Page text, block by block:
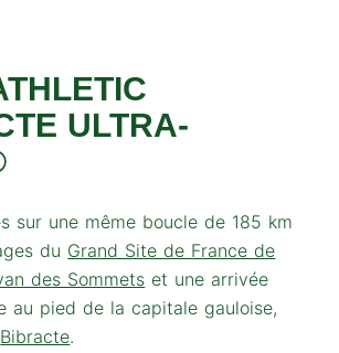
ULTRA-
sur une même boucle de 185 km
du Grand Site de France de
des Sommets et une arrivée
au pied de la capitale gauloise,
Bibracte.